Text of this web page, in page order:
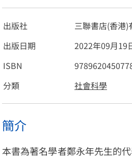
出版社
三聯書店(香港)
出版日期
2022年09月19
ISBN
分類
社會科學
簡介
本書為著名學者鄭永年先生的